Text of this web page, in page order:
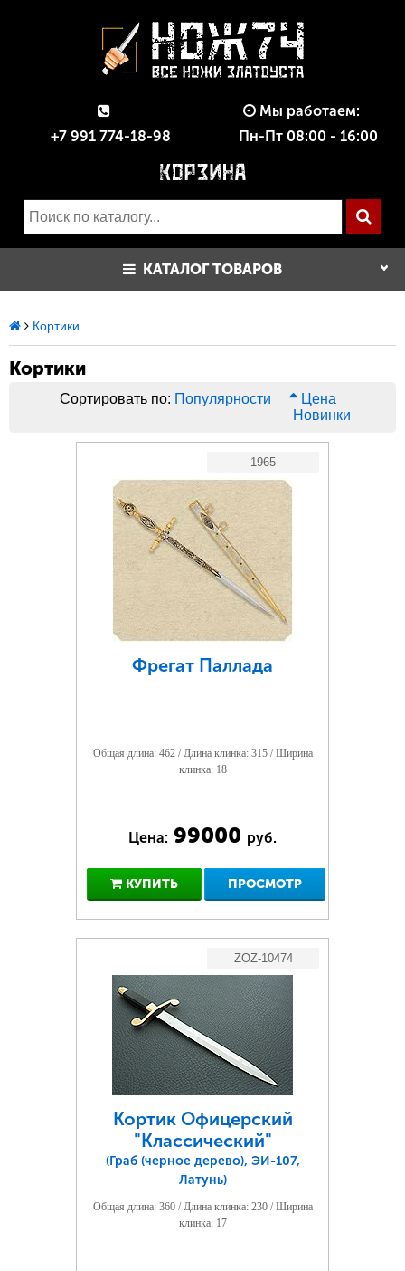
+7 991 774-18-98
Мы работаем:
Пн-Пт 08:00 - 16:00
КАТАЛОГ ТОВАРОВ
Кортики
Кортики
Сортировать по: Популярности
Цена
Новинки
1965
Фрегат Паллада
Общая длина: 462 / Длина клинка: 315 / Ширина
клинка: 18
Цена: 99000 руб.
КУПИТЬ ПРОСМОТР
ZOZ-10474
Кортик Офицерский
"Классический"
(Граб (черное дерево), ЭИ-107,
Латунь)
Общая длина: 360 / Длина клинка: 230 / Ширина
клинка: 17